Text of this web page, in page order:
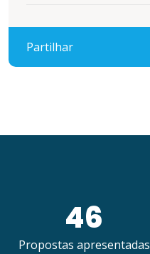
Partilhar
46
Propostas apresentadas